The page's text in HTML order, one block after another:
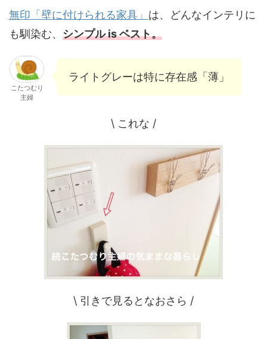
無印「壁に付けられる家具」 は、どんなインテリに
も馴染む、 シンプル is ベスト。
こたつむり
主婦
ライトグレーは特に存在感「薄」
\ これな /
\ 引きで見るとなおさら /